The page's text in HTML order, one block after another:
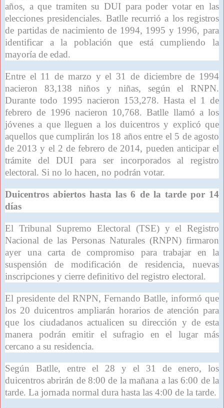
años, a que tramiten su DUI para poder votar en las
elecciones presidenciales. Batlle recurrió a los registros
de partidas de nacimiento de 1994, 1995 y 1996, para
identificar a la población que está cumpliendo la
mayoría de edad.
Entre el 11 de marzo y el 31 de diciembre de 1994
nacieron 83,138 niños y niñas, según el RNPN.
Durante todo 1995 nacieron 153,278. Hasta el 1 de
febrero de 1996 nacieron 10,768. Batlle llamó a los
jóvenes a que lleguen a los duicentros y explicó que
aquellos que cumplirán los 18 años entre el 5 de agosto
de 2013 y el 2 de febrero de 2014, pueden anticipar el
trámite del DUI para ser incorporados al registro
electoral. Si no lo hacen, no podrán votar.
Duicentros abiertos hasta las 6 de la tarde por 14
días
El Tribunal Supremo Electoral (TSE) y el Registro
Nacional de las Personas Naturales (RNPN) firmaron
ayer una carta de compromiso para trabajar en la
suspensión de modificación de residencia, nuevas
inscripciones y cierre definitivo del registro electoral.
El presidente del RNPN, Fernando Batlle, informó que
los 20 duicentros ampliarán horarios de atención para
que los ciudadanos actualicen su dirección y de esta
manera podrán emitir el sufragio en el lugar más
cercano a su residencia.
Según Batlle, entre el 28 y el 31 de enero, los
duicentros abrirán de 8:00 de la mañana a las 6:00 de la
tarde. La jornada normal dura hasta las 4:00 de la tarde.